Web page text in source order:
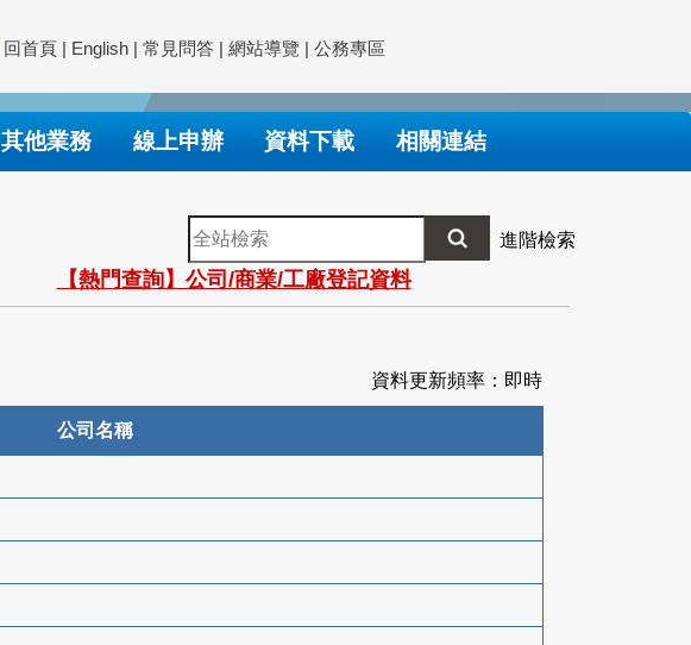
回首頁 | English | 常見問答 | 網站導覽 | 公務專區
其他業務 線上申辦 資料下載 相關連結
全
站
檢
索
進階檢索
【熱門查詢】公司/商業/工廠登記資料
資料更新頻率：即時
公司名稱